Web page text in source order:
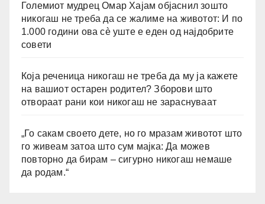
Големиот мудрец Омар Хајам објаснил зошто
никогаш не треба да се жалиме на животот: И по
1.000 години ова сè уште е еден од најдобрите
совети
Која реченица никогаш не треба да му ја кажете
на вашиот остарен родител? Зборови што
отвораат рани кои никогаш не зараснуваат
„Го сакам своето дете, но го мразам животот што
го живеам затоа што сум мајка: Да можев
повторно да бирам – сигурно никогаш немаше
да родам.“